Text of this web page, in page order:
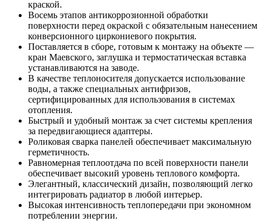
краской.
Восемь этапов антикоррозионной обработки
поверхности перед окраской с обязательным нанесением
конверсионного циркониевого покрытия.
Поставляется в сборе, готовым к монтажу на объекте —
кран Маевского, заглушка и термостатическая вставка
устанавливаются на заводе.
В качестве теплоносителя допускается использование
воды, а также специальных антифризов,
сертифицированных для использования в системах
отопления.
Быстрый и удобный монтаж за счет системы крепления
за передвигающиеся адаптеры.
Роликовая сварка панелей обеспечивает максимальную
герметичность.
Равномерная теплоотдача по всей поверхности панели
обеспечивает высокий уровень теплового комфорта.
Элегантный, классический дизайн, позволяющий легко
интегрировать радиатор в любой интерьер.
Высокая интенсивность теплопередачи при экономном
потреблении энергии.